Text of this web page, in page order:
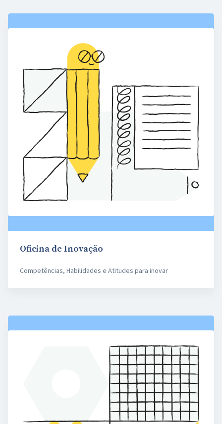
Oficina de Inovação
Competências, Habilidades e Atitudes para inovar